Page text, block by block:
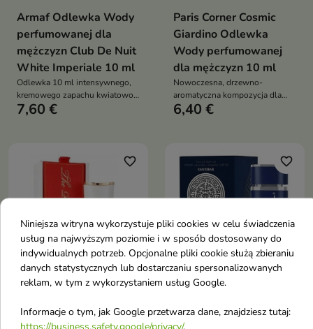
Armaf Odlewka Wody
perfumowanej dla
mężczyzn Club De Nuit
White Imperiale 10 ml
Odlewka 10 ml intensywnego,
kremowego zapachu kwiatowo-
orientalnego, łączącego słodycz
7,60 €
Paris Corner Cosmic
Giardino Odlewka
Wody perfumowanej
dla mężczyzn 10 ml
Nowoczesna, drzewno-
aromatyczna kompozycja dla
mężczyzn, łącząca mleczną
sandałowca i ambroksanu
6,40 €

favorite_border
perfumowanej dla

favorite_border
perfumowanej dla
Niniejsza witryna wykorzystuje pliki cookies w celu świadczenia
usług na najwyższym poziomie i w sposób dostosowany do
indywidualnych potrzeb. Opcjonalne pliki cookie służą zbieraniu
danych statystycznych lub dostarczaniu spersonalizowanych
reklam, w tym z wykorzystaniem usług Google.
Informacje o tym, jak Google przetwarza dane, znajdziesz tutaj: